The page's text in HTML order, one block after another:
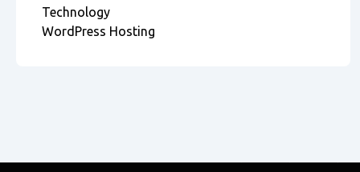
Technology
WordPress Hosting